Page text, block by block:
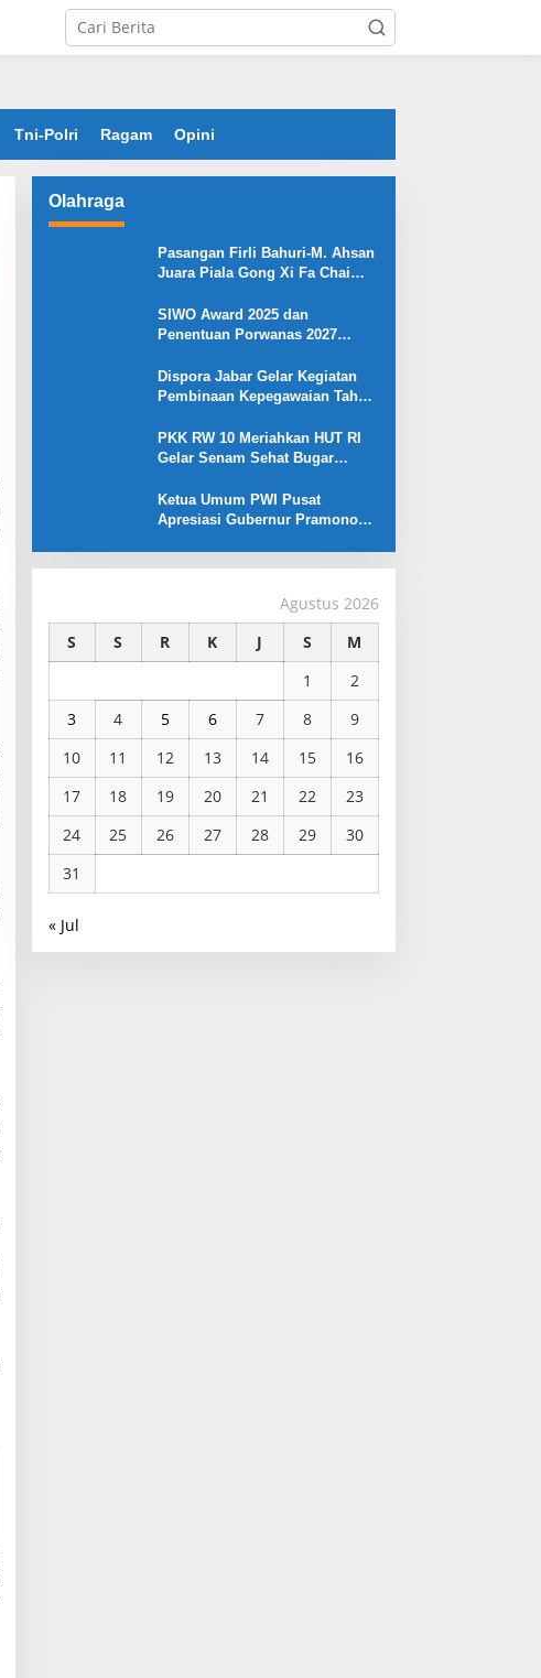
Tni-Polri Ragam Opini
Olahraga
Pasangan Firli Bahuri-M. Ahsan
Juara Piala Gong Xi Fa Chai
SIWO Award 2025 dan
Penentuan Porwanas 2027
Dispora Jabar Gelar Kegiatan
Pembinaan Kepegawaian Tahun
Gubernur Jabar
PKK RW 10 Meriahkan HUT RI
Gelar Senam Sehat Bugar
Ketua Umum PWI Pusat
Apresiasi Gubernur Pramono
Agustus 2026
S
S R K J S
M
1
2
3
4 5 6 7 8
9
10
11 12 13 14 15
16
17
18 19 20 21 22
23
24
25 26 27 28 29
30
31
« Jul